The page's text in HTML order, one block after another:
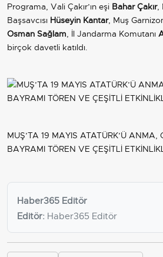
Programa, Vali Çakır’ın eşi Bahar Çakır,
Başsavcısı Hüseyin Kantar, Muş
Osman Sağlam, İl Jandarma Komutanı
birçok davetli katıldı.
MUŞ’TA 19 MAYIS ATATÜRK’Ü ANMA,
BAYRAMI TÖREN VE ÇEŞİTLİ
Haber365 Editör
Editör: Haber365 Editör